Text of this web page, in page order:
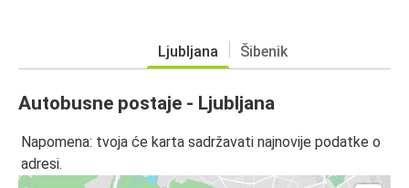
Ljubljana Šibenik
Autobusne postaje - Ljubljana
Napomena: tvoja će karta sadržavati najnovije podatke o
adresi.